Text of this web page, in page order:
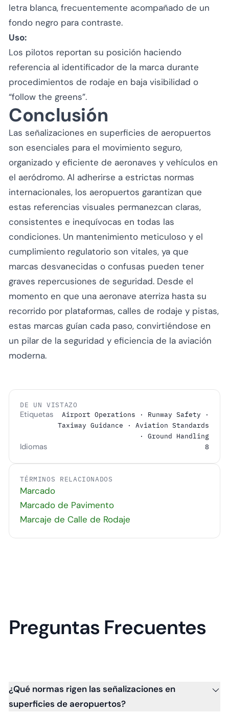
letra blanca, frecuentemente acompañado de un
fondo negro para contraste.
Uso:
Los pilotos reportan su posición haciendo
referencia al identificador de la marca durante
procedimientos de rodaje en baja visibilidad o
“follow the greens”.
Conclusión
Las señalizaciones en superficies de aeropuertos
son esenciales para el movimiento seguro,
organizado y eficiente de aeronaves y vehículos en
el aeródromo. Al adherirse a estrictas normas
internacionales, los aeropuertos garantizan que
estas referencias visuales permanezcan claras,
consistentes e inequívocas en todas las
condiciones. Un mantenimiento meticuloso y el
cumplimiento regulatorio son vitales, ya que
marcas desvanecidas o confusas pueden tener
graves repercusiones de seguridad. Desde el
momento en que una aeronave aterriza hasta su
recorrido por plataformas, calles de rodaje y pistas,
estas marcas guían cada paso, convirtiéndose en
un pilar de la seguridad y eficiencia de la aviación
moderna.
DE UN VISTAZO
Etiquetas
Airport Operations · Runway Safety ·
Taxiway Guidance · Aviation Standards
· Ground Handling
Idiomas 8
TÉRMINOS RELACIONADOS
Marcado
Marcado de Pavimento
Marcaje de Calle de Rodaje
Preguntas Frecuentes
¿Qué normas rigen las señalizaciones en
superficies de aeropuertos?